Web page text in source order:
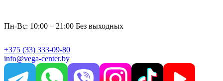
Пн-Вс: 10:00 – 21:00 Без выходных
+375 (33) 333-09-80
info@vega-center.by